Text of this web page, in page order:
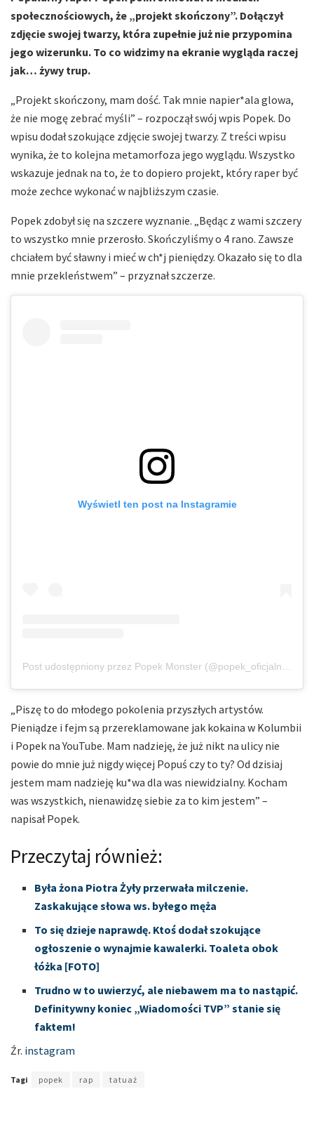
społecznościowych, że „projekt skończony”. Dołączył
zdjęcie swojej twarzy, która zupełnie już nie przypomina
jego wizerunku. To co widzimy na ekranie wygląda raczej
jak… żywy trup.
„Projekt skończony, mam dość. Tak mnie napier*ala glowa,
że nie mogę zebrać myśli” – rozpoczął swój wpis Popek. Do
wpisu dodał szokujące zdjęcie swojej twarzy. Z treści wpisu
wynika, że to kolejna metamorfoza jego wyglądu. Wszystko
wskazuje jednak na to, że to dopiero projekt, który raper być
może zechce wykonać w najbliższym czasie.
Popek zdobył się na szczere wyznanie. „Będąc z wami szczery
to wszystko mnie przerosło. Skończyliśmy o 4 rano. Zawsze
chciałem być sławny i mieć w ch*j pieniędzy. Okazało się to dla
mnie przekleństwem” – przyznał szczerze.
Wyświetl ten post na Instagramie
„Piszę to do młodego pokolenia przyszłych artystów.
Pieniądze i fejm są przereklamowane jak kokaina w Kolumbii
i Popek na YouTube. Mam nadzieję, że już nikt na ulicy nie
powie do mnie już nigdy więcej Popuś czy to ty? Od dzisiaj
jestem mam nadzieję ku*wa dla was niewidzialny. Kocham
was wszystkich, nienawidzę siebie za to kim jestem” –
napisał Popek.
Przeczytaj również:
Była żona Piotra Żyły przerwała milczenie.
Zaskakujące słowa ws. byłego męża
To się dzieje naprawdę. Ktoś dodał szokujące
ogłoszenie o wynajmie kawalerki. Toaleta obok
łóżka [FOTO]
Trudno w to uwierzyć, ale niebawem ma to nastąpić.
Definitywny koniec „Wiadomości TVP” stanie się
faktem!
Źr. instagram
Tagi popek rap tatuaż